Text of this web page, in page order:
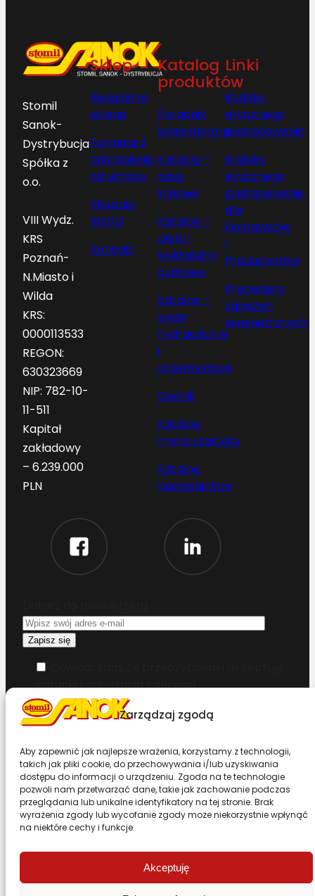
Zarządzaj zgodą
Aby zapewnić jak najlepsze wrażenia, korzystamy z technologii,
takich jak pliki cookie, do przechowywania i/lub uzyskiwania
dostępu do informacji o urządzeniu. Zgoda na te technologie
pozwoli nam przetwarzać dane, takie jak zachowanie podczas
przeglądania lub unikalne identyfikatory na tej stronie. Brak
wyrażenia zgody lub wycofanie zgody może niekorzystnie wpłynąć
na niektóre cechy i funkcje.
Akceptuję
Stomil
Sanok-
Dystrybucja
Spółka z
o.o.
VIII Wydz.
KRS
Poznań-
N.Miasto i
Wilda
KRS:
0000113533
REGON:
630323669
NIP: 782-10-
11-511
Kapitał
zakładowy
– 6.239.000
PLN
Sklep
Regulamin
sklepu
Formularz
odstąpienia
od umowy
Klauzula
RODO
Kontakt
Katalog
produktów
Poradnik
konstruktora
Katalog –
pasy
klinowe
Katalog –
płyty i
wykładziny
gumowe
Katalog –
węże
hydrauliczne
i
przemysłowe
Cennik
Katalog
motoryzacyjny
Katalog
budownictwo
Linki
Kodeks
etycznego
postępowania
Kodeks
etycznego
postępowania
dla
Dostawców
i
Producentów
Procedura
zgłoszeń
wewnętrznych
warunki korzystania z serwisu
Chcesz zostać dystrybutorem?
Design & Code by Foxstudio.eu
Przewiń stronę do góry